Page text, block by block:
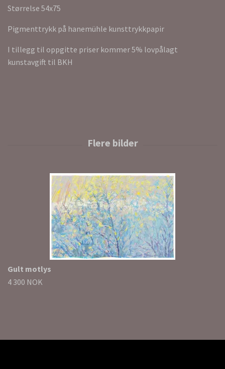
Størrelse 54x75
Pigmenttrykk på hanemühle kunsttrykkpapir
I tillegg til oppgitte priser kommer 5% lovpålagt
kunstavgift til BKH
Gult motlys
4 300 NOK